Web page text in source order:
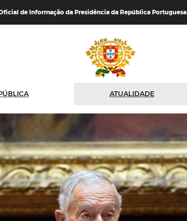
de Informação da Presidência da República Portuguesa
ATUALIDADE